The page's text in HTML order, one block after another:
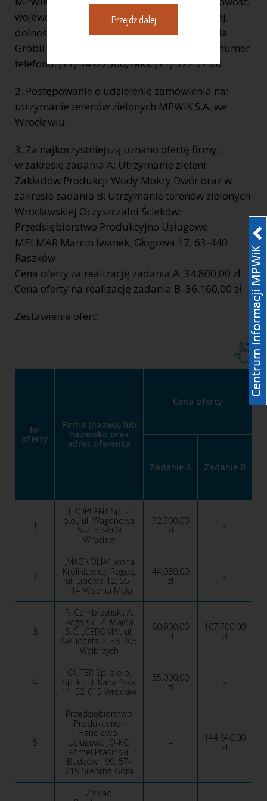
województwo, powiat: 50 – 421 Wrocław, woj.
dolnośląskie, ulica, nr domu, nr lokalu: ul. Na
Grobli 14/16, internet: www.mpwik.wroc.pl numer
telefonu: (71) 34 09 500, faks: (71) 372 37 20
2. Postępowanie o udzielenie zamówienia na:
utrzymanie terenów zielonych MPWiK S.A. we
Wrocławiu.
3. Za najkorzystniejszą uznano ofertę firmy:
w zakresie zadania A: Utrzymanie zieleni
Zakładów Produkcji Wody Mokry Dwór oraz w
zakresie zadania B: Utrzymanie terenów zielonych
Wrocławskiej Oczyszczalni Ścieków:
Przedsiębiorstwo Produkcyjno Usługowe
MELMAR Marcin Iwanek, Głogowa 17, 63-440
Raszków
Cena oferty za realizację zadania A: 34.800,00 zł
Cena oferty na realizację zadania B: 36.160,00 zł
Zestawienie ofert:
Nr
oferty
Firma (nazwa) lub
nazwisko oraz
adres oferenta
Cena oferty
Zadanie A Zadanie B
1
EKOPLANT Sp. z
o.o., ul. Wagonowa
5-7, 53-609
Wrocław
72.500,00
zł
–
2
„MAGNOLIA” Iwona
Królikiewicz, Rogoż,
ul. Lipowa 12, 55-
114 Wisznia Mała
44.950,00
zł
–
3
R. Cembrzyński, A.
Rogalski, Z. Majda
S.C. „CEROMA”, ul.
Św. Józefa 2, 58-305
Wałbrzych
60.900,00
zł
107.700,00
zł
4
OUTER Sp. z o.o.
Sp. k., ul. Karwińska
11, 52-015 Wrocław
55.000,00
zł
–
5
Przedsiębiorstwo
Produkcyjno-
Handlowo-
Usługowe JO-KO
Kornel Ptasiński,
Budzów 199, 57-
215 Srebrna Góra
–
144.640,00
zł
Zakład
Przejdź dalej